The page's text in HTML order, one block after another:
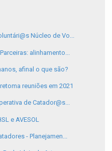
Núcleo de Vo...
alinhamento...
afinal o que são?
reuniões em 2021
de Catador@s...
e AVESOL
- Planejamen...